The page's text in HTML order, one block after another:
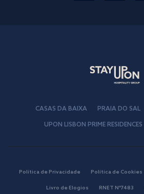
CASAS DA BAIXA PRAIA DO SAL
UPON LISBON PRIME RESIDENCES
Política de Privacidade Política de Cookies
Livro de Elogios RNET Nº7483